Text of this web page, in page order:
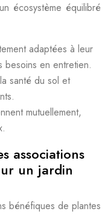
écosystème équilibré
adaptées à leur
besoins en entretien.
santé du sol et
mutuellement,
associations
un jardin
bénéfiques de plantes